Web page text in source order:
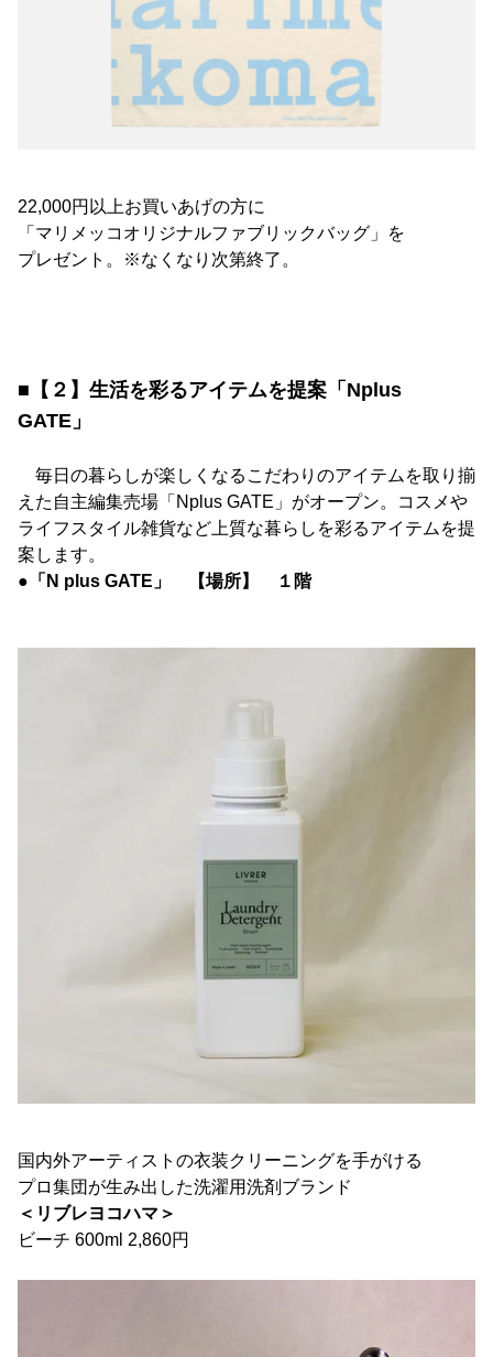
22,000円以上お買いあげの方に
「マリメッコオリジナルファブリックバッグ」を
プレゼント。※なくなり次第終了。
■【２】生活を彩るアイテムを提案「Nplus
GATE」
毎日の暮らしが楽しくなるこだわりのアイテムを取り揃
えた自主編集売場「Nplus GATE」がオープン。コスメや
ライフスタイル雑貨など上質な暮らしを彩るアイテムを提
案します。
●「N plus GATE」 【場所】 １階
国内外アーティストの衣装クリーニングを手がける
プロ集団が生み出した洗濯用洗剤ブランド
＜リブレヨコハマ＞
ビーチ 600ml 2,860円